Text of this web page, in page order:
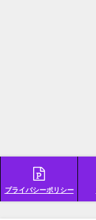
プライバシーポリシー